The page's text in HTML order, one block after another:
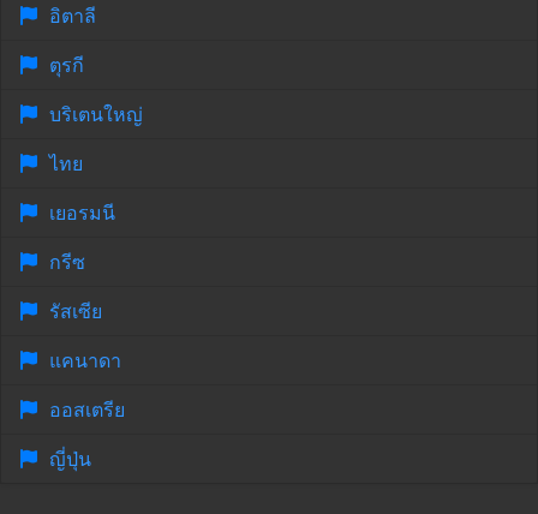
อิตาลี
ตุรกี
บริเตนใหญ่
ไทย
เยอรมนี
กรีซ
รัสเซีย
แคนาดา
ออสเตรีย
ญี่ปุ่น